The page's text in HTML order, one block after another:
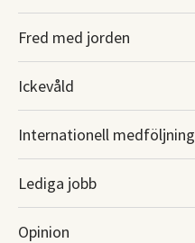
Fred med jorden
Ickevåld
Internationell medföljning
Lediga jobb
Opinion